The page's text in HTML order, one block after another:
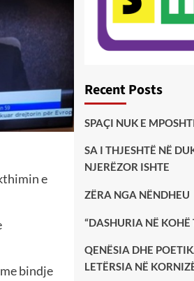
e
bindje
Recent Posts
SPAÇI NUK E
SA I THJESHTË NË
NJERËZOR ISHTE
ZËRA NGA NËNDHEU
“DASHURIA NË KOHË
QENËSIA DHE
LETËRSIA NË